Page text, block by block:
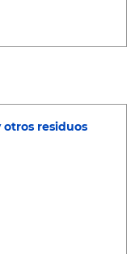
otros residuos